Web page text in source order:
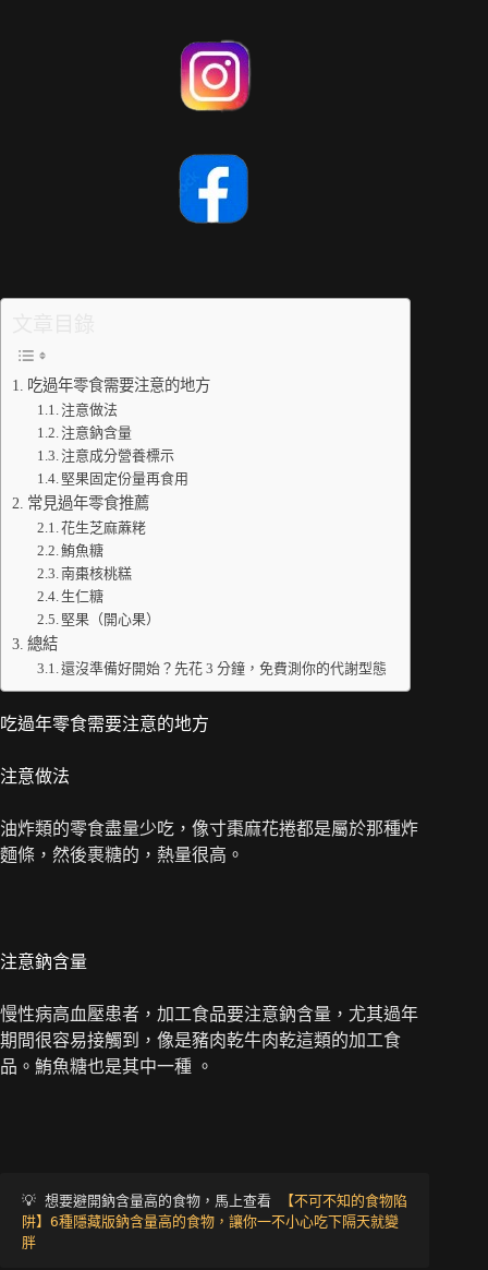
吃過年零食需要注意的地方
注意做法
注意鈉含量
注意成分營養標示
堅果固定份量再食用
常見過年零食推薦
花生芝麻蔴粩
鮪魚糖
南棗核桃糕
生仁糖
堅果（開心果）
總結
還沒準備好開始？先花 3 分鐘，免費測你的代謝型態
吃過年零食需要注意的地方
注意做法
油炸類的零食盡量少吃，像寸棗麻花捲都是屬於那種炸
麵條，然後裹糖的，熱量很高。
注意鈉含量
慢性病高血壓患者，加工食品要注意鈉含量，尤其過年
期間很容易接觸到，像是豬肉乾牛肉乾這類的加工食
品。鮪魚糖也是其中一種 。
💡 想要避開鈉含量高的食物，馬上查看 【不可不知的食物陷
阱】6種隱藏版鈉含量高的食物，讓你一不小心吃下隔天就變
胖